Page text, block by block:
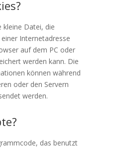
kleine Datei, die
Internetadresse
auf dem PC oder
werden kann. Die
können während
oder den Servern
werden.
das benutzt